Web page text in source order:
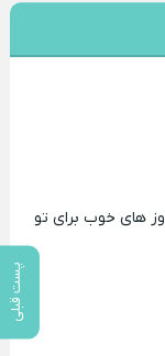
پست قبلی
های خوب برای تو